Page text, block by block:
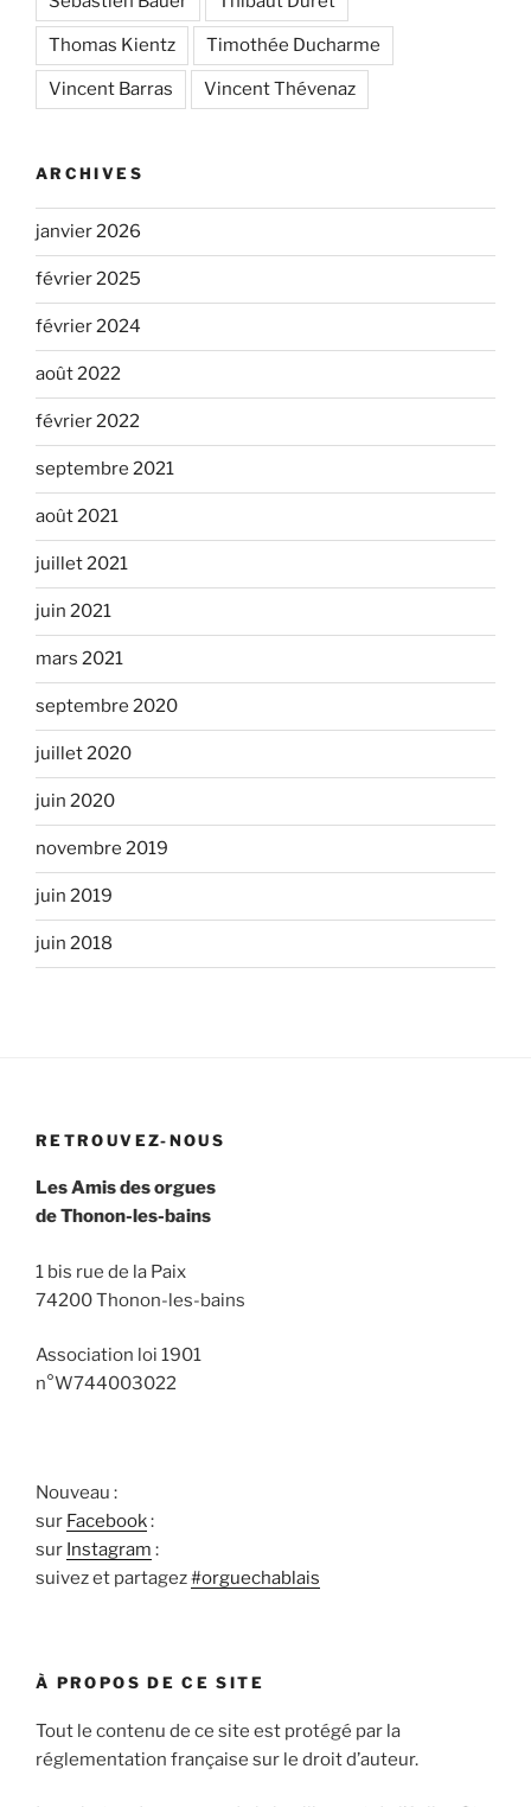
Thomas Kientz Timothée Ducharme
Vincent Barras Vincent Thévenaz
ARCHIVES
janvier 2026
février 2025
février 2024
août 2022
février 2022
septembre 2021
août 2021
juillet 2021
juin 2021
mars 2021
septembre 2020
juillet 2020
juin 2020
novembre 2019
juin 2019
juin 2018
RETROUVEZ-NOUS
Les Amis des orgues
de Thonon-les-bains
1 bis rue de la Paix
74200 Thonon-les-bains
Association loi 1901
n°W744003022
Nouveau :
sur Facebook:
sur Instagram :
suivez et partagez#orguechablais
À PROPOS DE CE SITE
Tout le contenu de ce site est protégé par la
réglementation française sur le droit d’auteur.